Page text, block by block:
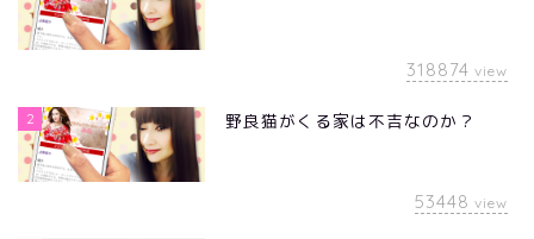
318874 view
2 野良猫がくる家は不吉なのか？
53448 view